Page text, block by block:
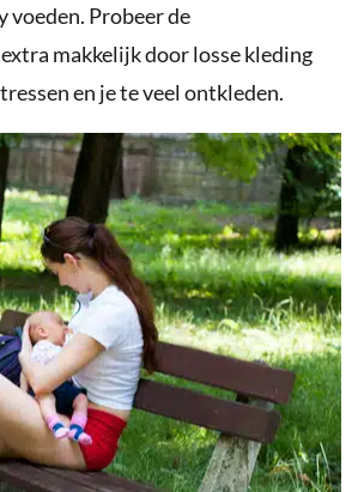
voeden. Probeer de
makkelijk door losse kleding
en je te veel ontkleden.